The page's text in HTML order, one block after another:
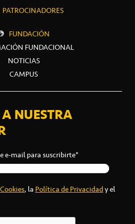
PATROCINADORES
FUNDACIÓN
FUNDACIONAL
NOTICIAS
CAMPUS
NUESTRA
e-mail para suscribirte*
, laPolítica de Privacidady el